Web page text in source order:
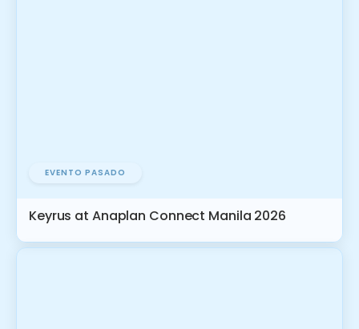
EVENTO PASADO
Keyrus at Anaplan Connect Manila 2026